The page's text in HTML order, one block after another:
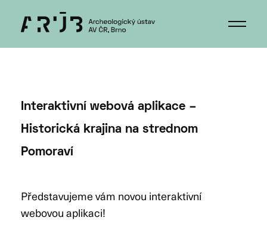
Interaktivní webová aplikace –
Historická krajina na strednom
Pomoraví
Představujeme vám novou interaktivní
webovou aplikaci!